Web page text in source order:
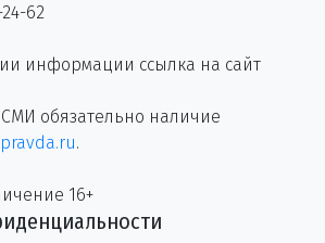
62
информации ссылка на сайт
обязательно наличие
.
16+